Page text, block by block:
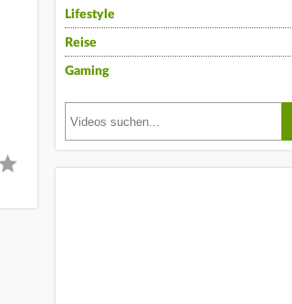
Lifestyle
Reise
Gaming